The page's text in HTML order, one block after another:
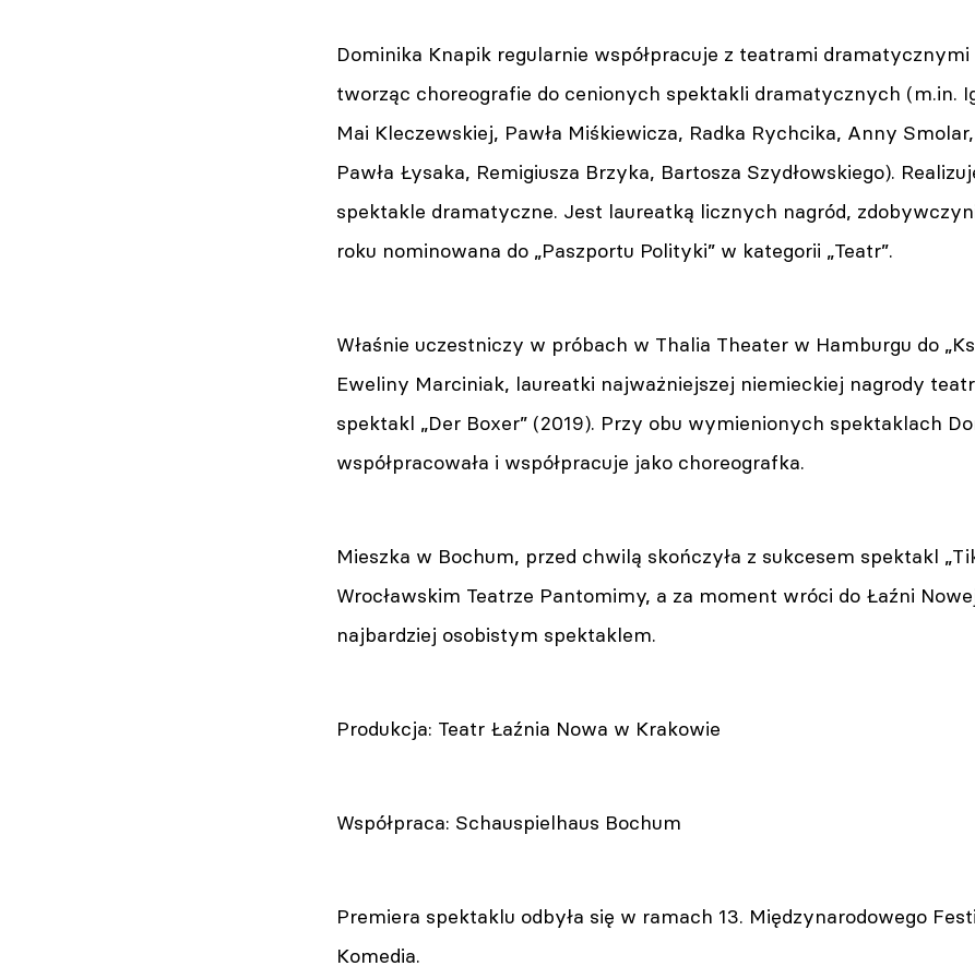
Dominika Knapik regularnie współpracuje z teatrami dramatycznymi
tworząc choreografie do cenionych spektakli dramatycznych (m.in.
Mai Kleczewskiej, Pawła Miśkiewicza, Radka Rychcika, Anny
Pawła Łysaka, Remigiusza Brzyka, Bartosza Szydłowskiego).
spektakle dramatyczne. Jest laureatką licznych nagród,
roku nominowana do „Paszportu Polityki” w kategorii „Teatr”.
Właśnie uczestniczy w próbach w Thalia Theater w Hamburgu do
Eweliny Marciniak, laureatki najważniejszej niemieckiej nagrody
spektakl „Der Boxer” (2019). Przy obu wymienionych spektaklach
współpracowała i współpracuje jako choreografka.
Mieszka w Bochum, przed chwilą skończyła z sukcesem spektakl
Wrocławskim Teatrze Pantomimy, a za moment wróci do Łaźni
najbardziej osobistym spektaklem.
Produkcja: Teatr Łaźnia Nowa w Krakowie
Współpraca: Schauspielhaus Bochum
Premiera spektaklu odbyła się w ramach 13. Międzynarodowego
Komedia.